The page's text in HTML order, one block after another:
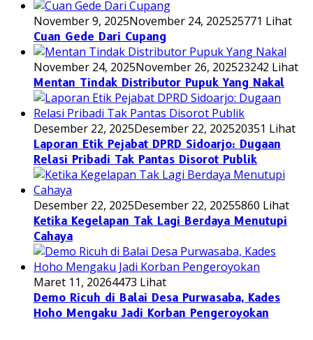
November 9, 2025November 24, 202525771 Lihat
Cuan Gede Dari Cupang
November 24, 2025November 26, 202523242 Lihat
Mentan Tindak Distributor Pupuk Yang Nakal
Desember 22, 2025Desember 22, 202520351 Lihat
Laporan Etik Pejabat DPRD Sidoarjo: Dugaan
Relasi Pribadi Tak Pantas Disorot Publik
Desember 22, 2025Desember 22, 20255860 Lihat
Ketika Kegelapan Tak Lagi Berdaya Menutupi
Cahaya
Maret 11, 20264473 Lihat
Demo Ricuh di Balai Desa Purwasaba, Kades
Hoho Mengaku Jadi Korban Pengeroyokan